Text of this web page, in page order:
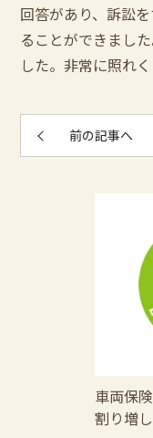
回答があり、訴訟
ることができまし
した。非常に照れ
前の記事へ
車両保
割り増